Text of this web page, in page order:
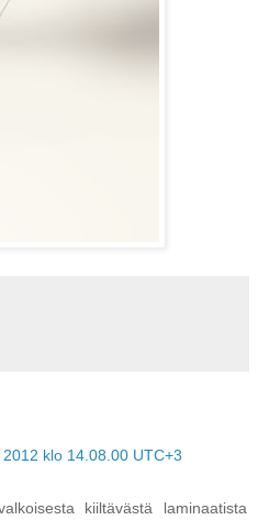
klo 14.08.00 UTC+3
kiiltävästä laminaatista